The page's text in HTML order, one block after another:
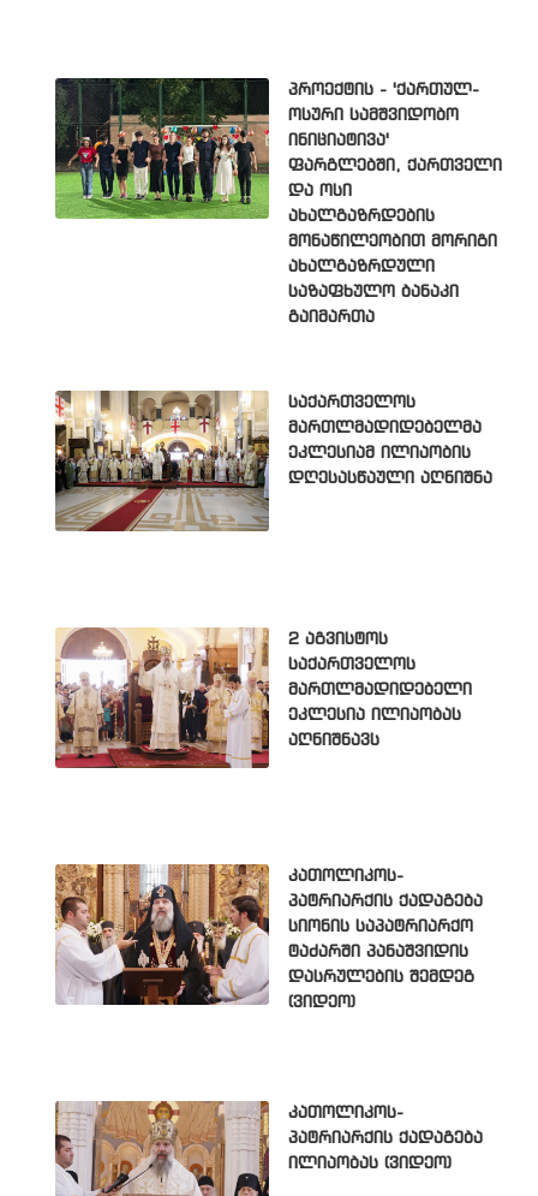
პროექტის - 'ქართულ-
ოსური სამშვიდობო
ინიციატივა'
ფარგლებში, ქართველი
და ოსი
ახალგაზრდების
მონაწილეობით მორიგი
ახალგაზრდული
საზაფხულო ბანაკი
გაიმართა
საქართველოს
მართლმადიდებელმა
ეკლესიამ ილიაობის
დღესასწაული აღნიშნა
2 აგვისტოს
საქართველოს
მართლმადიდებელი
ეკლესია ილიაობას
აღნიშნავს
კათოლიკოს-
პატრიარქის ქადაგება
სიონის საპატრიარქო
ტაძარში პანაშვიდის
დასრულების შემდეგ
(ვიდეო)
კათოლიკოს-
პატრიარქის ქადაგება
ილიაობას (ვიდეო)